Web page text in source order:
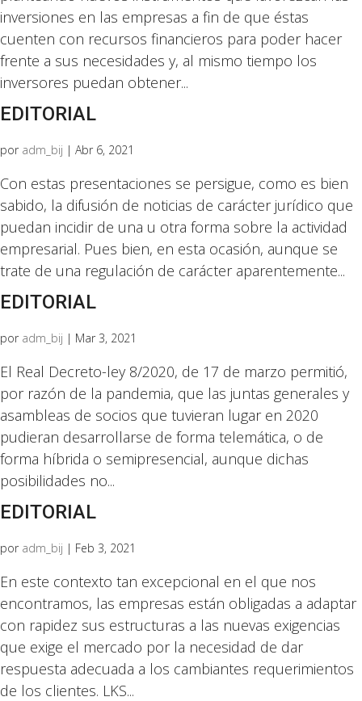
inversiones en las empresas a fin de que éstas
cuenten con recursos financieros para poder hacer
frente a sus necesidades y, al mismo tiempo los
inversores puedan obtener...
EDITORIAL
por adm_bij | Abr 6, 2021
Con estas presentaciones se persigue, como es bien
sabido, la difusión de noticias de carácter jurídico que
puedan incidir de una u otra forma sobre la actividad
empresarial. Pues bien, en esta ocasión, aunque se
trate de una regulación de carácter aparentemente...
EDITORIAL
por adm_bij | Mar 3, 2021
El Real Decreto-ley 8/2020, de 17 de marzo permitió,
por razón de la pandemia, que las juntas generales y
asambleas de socios que tuvieran lugar en 2020
pudieran desarrollarse de forma telemática, o de
forma híbrida o semipresencial, aunque dichas
posibilidades no...
EDITORIAL
por adm_bij | Feb 3, 2021
En este contexto tan excepcional en el que nos
encontramos, las empresas están obligadas a adaptar
con rapidez sus estructuras a las nuevas exigencias
que exige el mercado por la necesidad de dar
respuesta adecuada a los cambiantes requerimientos
de los clientes. LKS...